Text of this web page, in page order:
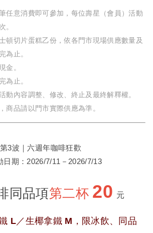
任意消費即可參加，每位壽星（會員）活動
。
頓切片蛋糕乙份，依各門市現場供應數量及
為止。
金。
為止。
動內容調整、修改、終止及最終解釋權。
商品請以門市實際供應為準。
第3波｜六週年咖啡狂歡
日期：2026/7/11－2026/7/13
同品項第二杯 20 元
L／生椰拿鐵 M，限冰飲、同品